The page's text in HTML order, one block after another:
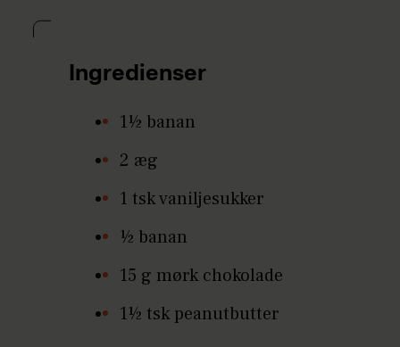
Ingredienser
1½ banan
2 æg
1 tsk vaniljesukker
½ banan
15 g mørk chokolade
1½ tsk peanutbutter